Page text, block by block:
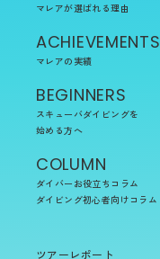
マレアが選ばれる理由
ACHIEVEMENTS
マレアの実績
BEGINNERS
スキューバダイビングを
始める方へ
COLUMN
ダイバーお役立ちコラム
ダイビング初心者向けコラム
ツアーレポート